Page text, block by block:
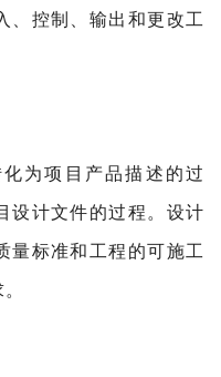
、控制、输出和更改工
为项目产品描述的过
设计文件的过程。设计
量标准和工程的可施工